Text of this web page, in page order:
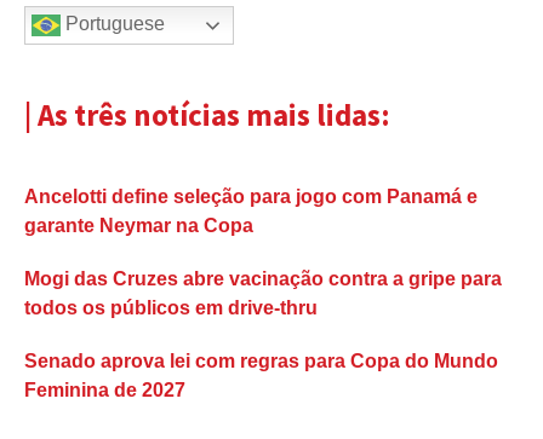
Portuguese
| As três notícias mais lidas:
Ancelotti define seleção para jogo com Panamá e
garante Neymar na Copa
Mogi das Cruzes abre vacinação contra a gripe para
todos os públicos em drive-thru
Senado aprova lei com regras para Copa do Mundo
Feminina de 2027